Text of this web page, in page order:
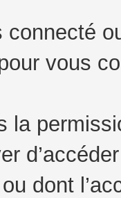
connecté
vous
la
ou dont